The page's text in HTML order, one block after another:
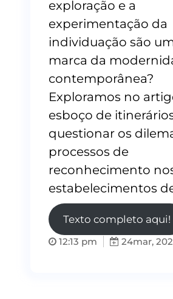
exploração e a
experimentação da
individuação são
marca da
contemporânea?
Exploramos no
esboço de
questionar os
processos de
reconhecimento
estabelecimentos
Texto completo aqui!
12:13 pm 24mar,